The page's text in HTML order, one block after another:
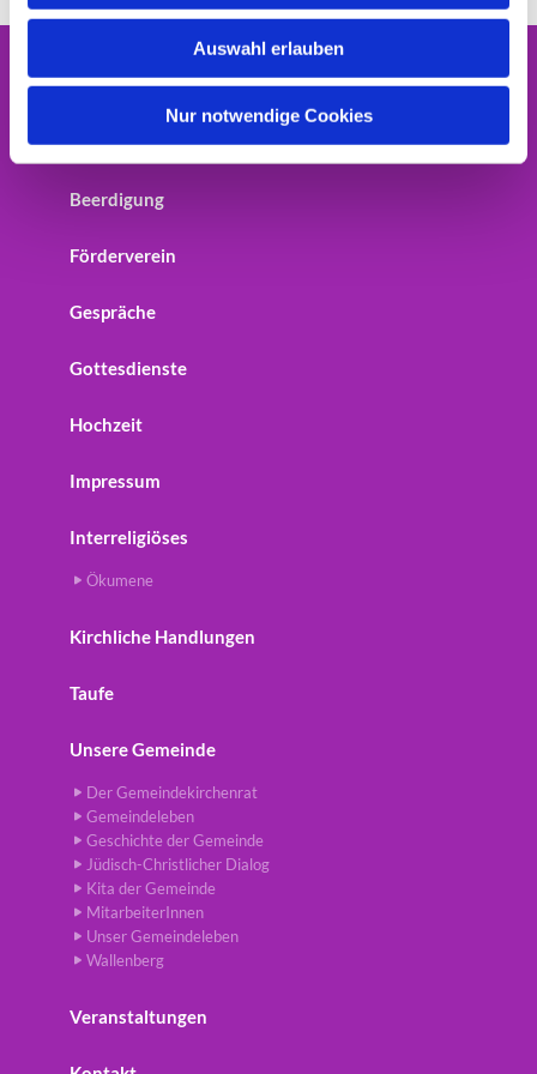
w
Auswahl erlauben
Nur notwendige Cookies
Home
Startseite
Beerdigung
Förderverein
Gespräche
Gottesdienste
Hochzeit
Impressum
Interreligiöses
Ökumene
Kirchliche Handlungen
Taufe
Unsere Gemeinde
Der Gemeindekirchenrat
Gemeindeleben
Geschichte der Gemeinde
Jüdisch-Christlicher Dialog
Kita der Gemeinde
MitarbeiterInnen
Unser Gemeindeleben
Wallenberg
Veranstaltungen